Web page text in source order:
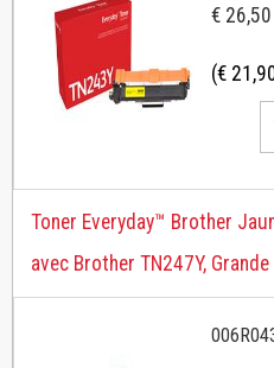
€ 26,50
(€
Toner Everyday™ Brother
avec Brother TN247Y,